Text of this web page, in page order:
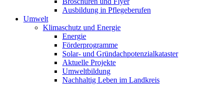
Ausbildung in Pflegeberufen
Umwelt
Klimaschutz und Energie
Energie
Förderprogramme
Solar- und Gründachpotenzialkataster
Aktuelle Projekte
Umweltbildung
Nachhaltig Leben im Landkreis